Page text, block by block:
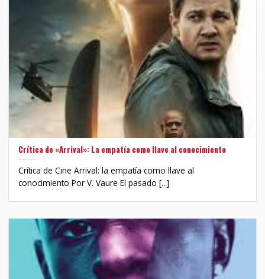
Crítica de «Arrival»: La empatía como llave al conocimiento
Crítica de Cine Arrival: la empatía como llave al
conocimiento Por V. Vaure El pasado [...]